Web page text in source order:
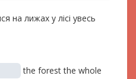
на лижах у лісі увесь
the forest the whole